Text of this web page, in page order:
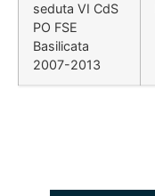
seduta VI CdS
PO FSE
Basilicata
2007-2013